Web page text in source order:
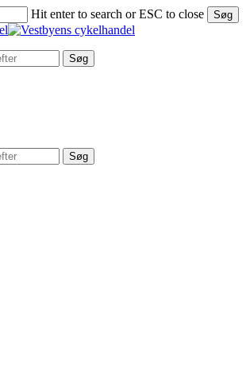
Hit enter to search or ESC to close Søg
Søg
Søg